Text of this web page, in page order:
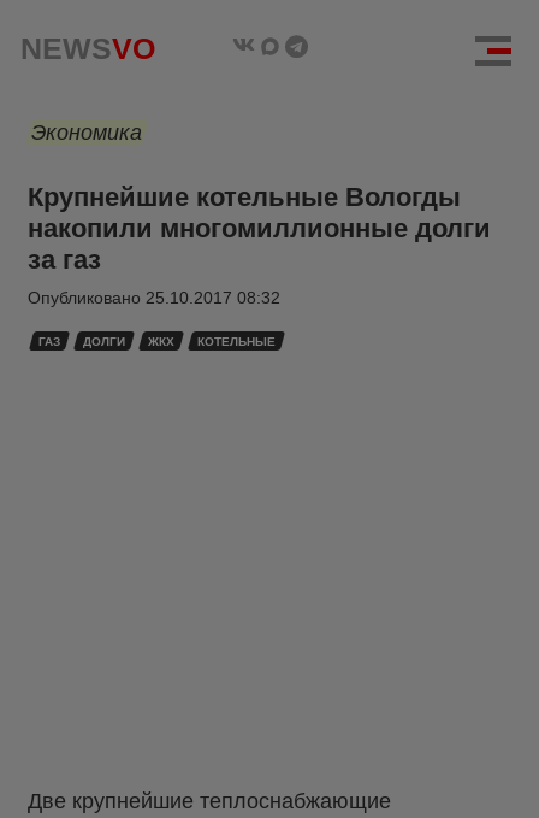
NEWSVO
Экономика
Крупнейшие котельные Вологды
накопили многомиллионные долги
за газ
Опубликовано 25.10.2017 08:32
ГАЗ ДОЛГИ ЖКХ КОТЕЛЬНЫЕ
Две крупнейшие теплоснабжающие